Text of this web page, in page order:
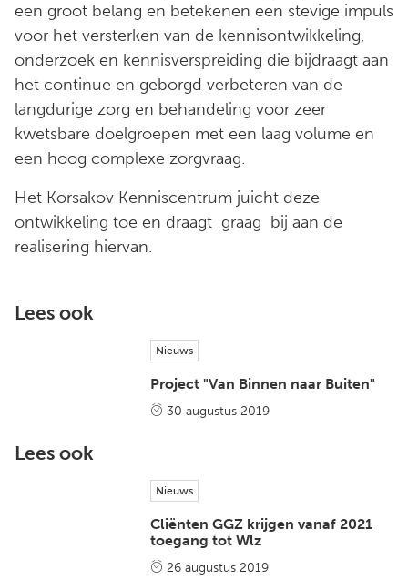
een groot belang en betekenen een stevige impuls
voor het versterken van de kennisontwikkeling,
onderzoek en kennisverspreiding die bijdraagt aan
het continue en geborgd verbeteren van de
langdurige zorg en behandeling voor zeer
kwetsbare doelgroepen met een laag volume en
een hoog complexe zorgvraag.
Het Korsakov Kenniscentrum juicht deze
ontwikkeling toe en draagt graag bij aan de
realisering hiervan.
Lees ook
Nieuws
Project "Van Binnen naar Buiten"
30 augustus 2019
Lees ook
Nieuws
Cliënten GGZ krijgen vanaf 2021
toegang tot Wlz
26 augustus 2019